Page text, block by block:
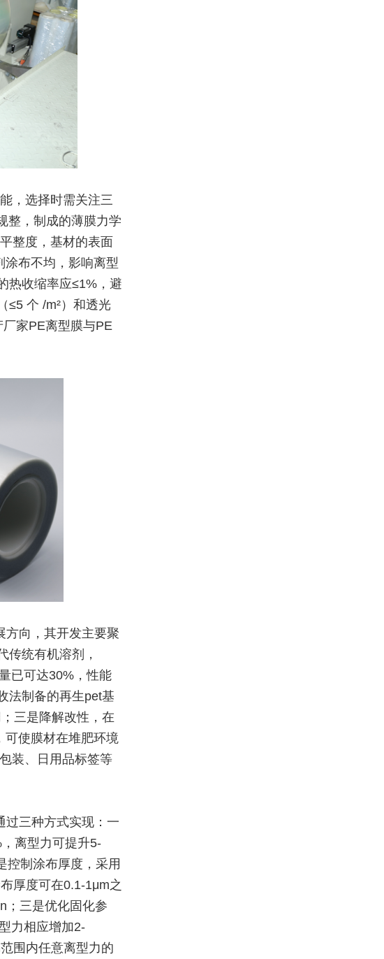
，选择时需关注三
整，制成的薄膜力学
整度，基材的表面
布不均，影响离型
热收缩率应≤1%，避
≤5 个 /m²）和透光
家PE离型膜与PE
方向，其开发主要聚
传统有机溶剂，
已可达30%，性能
法制备的再生pet基
三是降解改性，在
可使膜材在堆肥环境
装、日用品标签等
过三种方式实现：一
离型力可提升5-
控制涂布厚度，采用
厚度可在0.1-1μm之
；三是优化固化参
力相应增加2-
围内任意离型力的